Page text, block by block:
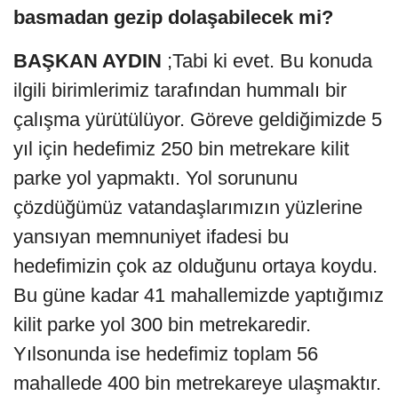
basmadan gezip dolaşabilecek mi?
BAŞKAN AYDIN ;Tabi ki evet. Bu konuda
ilgili birimlerimiz tarafından hummalı bir
çalışma yürütülüyor. Göreve geldiğimizde 5
yıl için hedefimiz 250 bin metrekare kilit
parke yol yapmaktı. Yol sorununu
çözdüğümüz vatandaşlarımızın yüzlerine
yansıyan memnuniyet ifadesi bu
hedefimizin çok az olduğunu ortaya koydu.
Bu güne kadar 41 mahallemizde yaptığımız
kilit parke yol 300 bin metrekaredir.
Yılsonunda ise hedefimiz toplam 56
mahallede 400 bin metrekareye ulaşmaktır.